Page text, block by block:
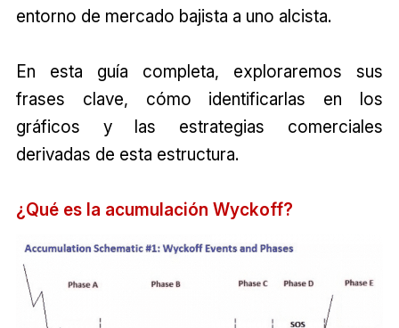
entorno de mercado bajista a uno alcista.
En esta guía completa, exploraremos sus
frases clave, cómo identificarlas en los
gráficos y las estrategias comerciales
derivadas de esta estructura.
¿Qué es la acumulación Wyckoff?